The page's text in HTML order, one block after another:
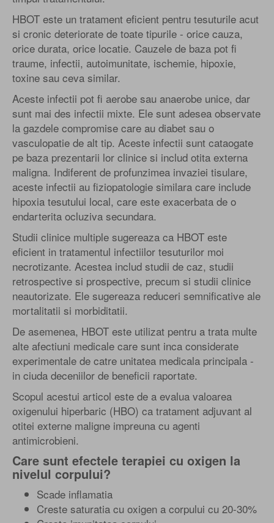
HBOT este un tratament eficient pentru tesuturile acut
si cronic deteriorate de toate tipurile - orice cauza,
orice durata, orice locatie. Cauzele de baza pot fi
traume, infectii, autoimunitate, ischemie, hipoxie,
toxine sau ceva similar.
Aceste infectii pot fi aerobe sau anaerobe unice, dar
sunt mai des infectii mixte. Ele sunt adesea observate
la gazdele compromise care au diabet sau o
vasculopatie de alt tip. Aceste infectii sunt cataogate
pe baza prezentarii lor clinice si includ otita externa
maligna. Indiferent de profunzimea invaziei tisulare,
aceste infectii au fiziopatologie similara care include
hipoxia tesutului local, care este exacerbata de o
endarterita ocluziva secundara.
Studii clinice multiple sugereaza ca HBOT este
eficient in tratamentul infectiilor tesuturilor moi
necrotizante. Acestea includ studii de caz, studii
retrospective si prospective, precum si studii clinice
neautorizate. Ele sugereaza reduceri semnificative ale
mortalitatii si morbiditatii.
De asemenea, HBOT este utilizat pentru a trata multe
alte afectiuni medicale care sunt inca considerate
experimentale de catre unitatea medicala principala -
in ciuda deceniilor de beneficii raportate.
Scopul acestui articol este de a evalua valoarea
oxigenului hiperbaric (HBO) ca tratament adjuvant al
otitei externe maligne impreuna cu agenti
antimicrobieni.
Care sunt efectele terapiei cu oxigen la
nivelul corpului?
Scade inflamatia
Creste saturatia cu oxigen a corpului cu 20-30%